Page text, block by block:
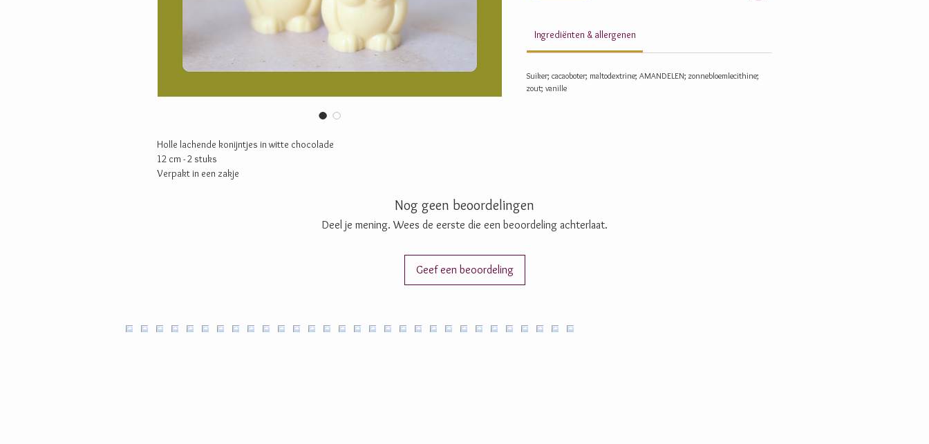
Holle lachende konijntjes in witte chocolade
12 cm - 2 stuks
Verpakt in een zakje
Ingrediënten & allergenen
Suiker; cacaoboter; maltodextrine; AMANDELEN; zonnebloemlecithine;
zout; vanille
Nog geen beoordelingen
Deel je mening. Wees de eerste die een beoordeling achterlaat.
Geef een beoordeling